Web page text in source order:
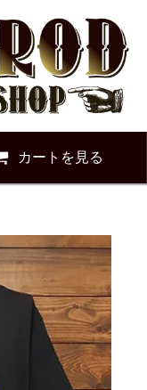
カートを見る